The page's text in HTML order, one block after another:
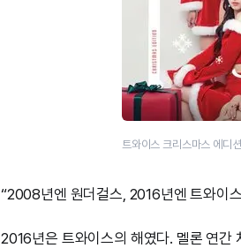
트와이스 크리스마스 에디
“2008년엔 원더걸스, 2016년엔 트와이
2016년은 트와이스의 해였다. 멜론 연간